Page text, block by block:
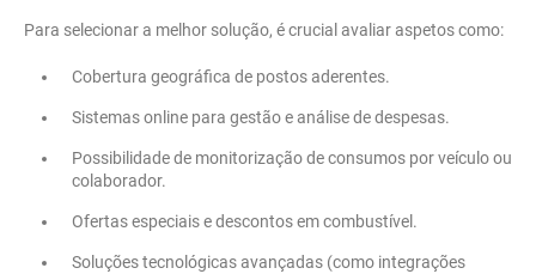
Para selecionar a melhor solução, é crucial avaliar aspetos como:
Cobertura geográfica de postos aderentes.
Sistemas online para gestão e análise de despesas.
Possibilidade de monitorização de consumos por veículo ou
colaborador.
Ofertas especiais e descontos em combustível.
Soluções tecnológicas avançadas (como integrações